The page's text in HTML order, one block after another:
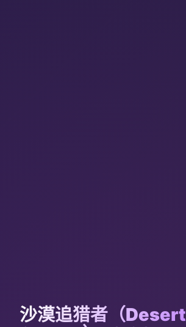
沙漠追猎者（Desert